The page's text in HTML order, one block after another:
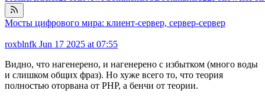
Мосты цифрового мира: клиент-сервер, сервер-сервер
roxblnfk Jun 17 2025 at 07:55
Видно, что нагенерено, и нагенерено с избытком (много воды
и слишком общих фраз). Но хуже всего то, что теория
полностью оторвана от PHP, а бенчи от теории.